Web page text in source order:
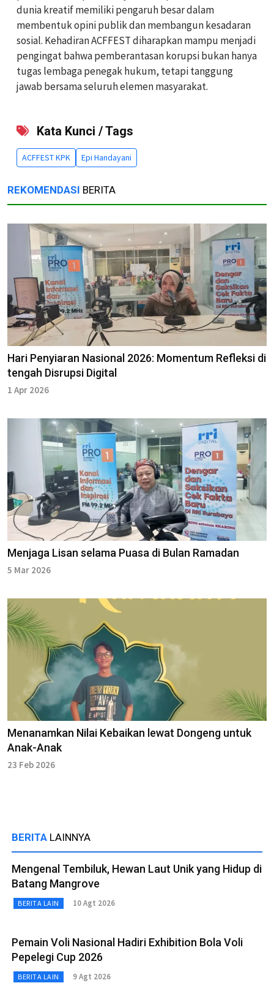
dunia kreatif memiliki pengaruh besar dalam
membentuk opini publik dan membangun kesadaran
sosial. Kehadiran ACFFEST diharapkan mampu menjadi
pengingat bahwa pemberantasan korupsi bukan hanya
tugas lembaga penegak hukum, tetapi tanggung
jawab bersama seluruh elemen masyarakat.
Kata Kunci / Tags
ACFFEST KPK Epi Handayani
REKOMENDASI BERITA
Hari Penyiaran Nasional 2026: Momentum Refleksi di
tengah Disrupsi Digital
1 Apr 2026
Menjaga Lisan selama Puasa di Bulan Ramadan
5 Mar 2026
Menanamkan Nilai Kebaikan lewat Dongeng untuk
Anak-Anak
23 Feb 2026
BERITA LAINNYA
Mengenal Tembiluk, Hewan Laut Unik yang Hidup di
Batang Mangrove
BERITA LAIN 10 Agt 2026
Pemain Voli Nasional Hadiri Exhibition Bola Voli
Pepelegi Cup 2026
BERITA LAIN 9 Agt 2026